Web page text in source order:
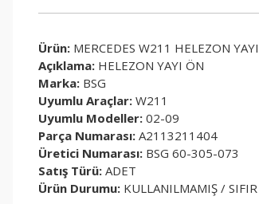
Ürün: MERCEDES W211 HELEZON
Açıklama: HELEZON YAYI ÖN
Marka: BSG
Uyumlu Araçlar: W211
Uyumlu Modeller: 02-09
Parça Numarası: A2113211404
Üretici Numarası: BSG 60-305-073
Satış Türü: ADET
Ürün Durumu: KULLANILMAMIŞ / SIFIR